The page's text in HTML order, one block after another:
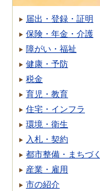
届出・登録・証明
保険・年金・介護
障がい・福祉
健康・予防
税金
育児・教育
住宅・インフラ
環境・衛生
入札・契約
都市整備・まちづ
産業・雇用
市の紹介